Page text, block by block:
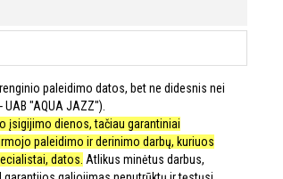
paleidimo datos, bet ne didesnis nei
"AQUA JAZZ").
įsigijimo dienos, tačiau garantiniai
paleidimo ir derinimo darbų, kuriuos
datos. Atlikus minėtus darbus,